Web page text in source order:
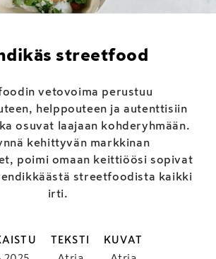
streetfood
vetovoima perustuu
helppouteen ja autenttisiin
osuvat laajaan kohderyhmään.
kehittyvän markkinan
poimi omaan keittiöösi sopivat
streetfoodista kaikki
irti.
TEKSTI KUVAT